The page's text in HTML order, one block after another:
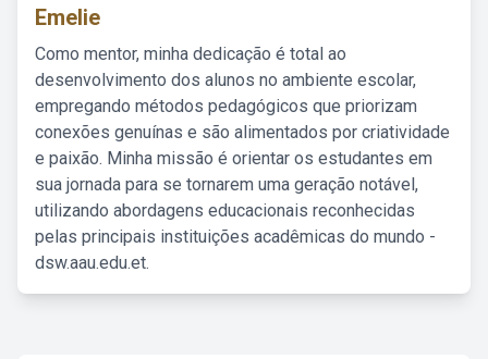
Emelie
Como mentor, minha dedicação é total ao
desenvolvimento dos alunos no ambiente escolar,
empregando métodos pedagógicos que priorizam
conexões genuínas e são alimentados por criatividade
e paixão. Minha missão é orientar os estudantes em
sua jornada para se tornarem uma geração notável,
utilizando abordagens educacionais reconhecidas
pelas principais instituições acadêmicas do mundo -
dsw.aau.edu.et.